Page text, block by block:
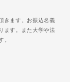
きます。お振込名義
ます。また大学や法
。